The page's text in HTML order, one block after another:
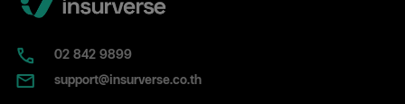
02​ 842 9899
support@insurverse.co.th